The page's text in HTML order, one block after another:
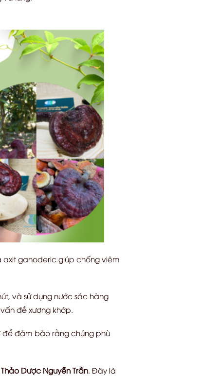
ganoderic giúp chống viêm
và sử dụng nước sắc hàng
đề xương khớp.
để đảm bảo rằng chúng phù
Thảo Dược Nguyễn Trần. Đây là